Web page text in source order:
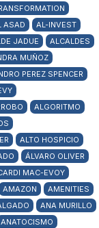
ASAD
AL-INVEST
JADUE
ALCALDES
MUÑOZ
PEREZ SPENCER
ALGORITMO
ALTO HOSPICIO
ÁLVARO OLIVER
MAC-EVOY
AMAZON
AMENITIES
ANA MURILLO
ANATOCISMO